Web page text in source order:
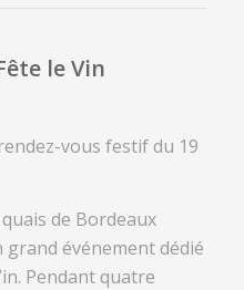
le Vin
vous festif du 19
de Bordeaux
grand événement dédié
Pendant quatre